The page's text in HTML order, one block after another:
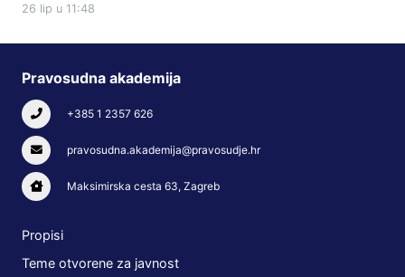
26 lip u 11:48
Pravosudna akademija
+385 1 2357 626
pravosudna.akademija@pravosudje.hr
Maksimirska cesta 63, Zagreb
Propisi
Teme otvorene za javnost